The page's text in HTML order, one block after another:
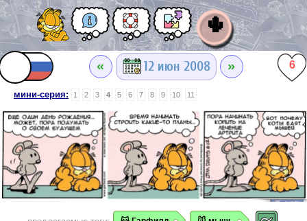
🌵
« 12 июн 2008 » 6
мини-серия: 1 2 3 4 5 6 7 8 9 10 11